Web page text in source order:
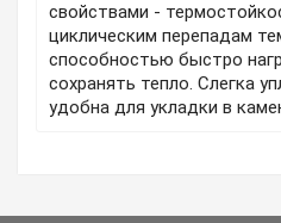
свойствами -
циклическим перепадам
способностью быстро
сохранять тепло. Слегка
удобна для укладки в